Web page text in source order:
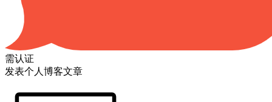
需认证
发表个人博客文章